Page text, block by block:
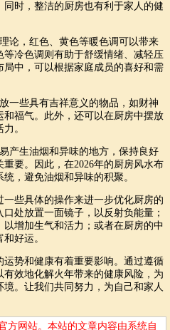
时，整洁的厨房也有利于家人的健
论，红色、黄色等暖色调可以带来
冷色调则有助于舒缓情绪、减轻压
局中，可以根据家庭成员的喜好和需
一些具有吉祥意义的物品，如财神
福气。此外，还可以在厨房中摆放
。
产生油烟和异味的地方，保持良好
要。因此，在2026年的厨房风水布
，避免油烟和异味的积聚。
些具体的操作来进一步优化厨房的
处放置一面镜子，以反射负能量；
增加生气和活力；或者在厨房的中
好运。
运势和健康有着重要影响。通过遵循
效地化解火年带来的健康风险，为
。让我们共同努力，为自己和家人
方网站。本站的文章内容由系统自